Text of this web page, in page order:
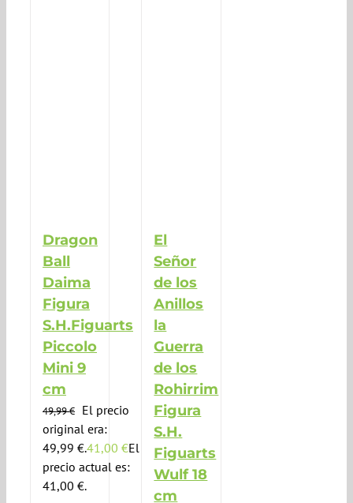
Dragon
Ball
Daima
Figura
S.H.Figuarts
Piccolo
Mini 9
cm
49,99€ El precio
original era:
49,99 €.41,00 €El
precio actual es:
41,00 €.
El
Señor
de los
Anillos
la
Guerra
de los
Rohirrim
Figura
S.H.
Figuarts
Wulf 18
cm